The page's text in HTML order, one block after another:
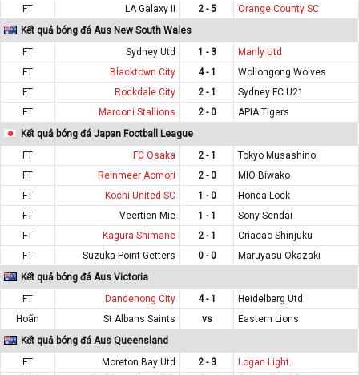
FT
LA Galaxy II 2 - 5
Orange County SC
Kết quả bóng đá Aus New South Wales
FT
Sydney Utd 1 - 3
Manly Utd
FT
Blacktown City 4 - 1
Wollongong Wolves
FT
Rockdale City 2 - 1
Sydney FC U21
FT
Marconi Stallions 2 - 0
APIA Tigers
Kết quả bóng đá Japan Football League
FT
FC Osaka 2 - 1
Tokyo Musashino
FT
Reinmeer Aomori 2 - 0
MIO Biwako
FT
Kochi United SC 1 - 0
Honda Lock
FT
Veertien Mie 1 - 1
Sony Sendai
FT
Kagura Shimane 2 - 1
Criacao Shinjuku
FT
Suzuka Point Getters 0 - 0
Maruyasu Okazaki
Kết quả bóng đá Aus Victoria
FT
Dandenong City 4 - 1
Heidelberg Utd
Hoãn
St Albans Saints vs
Eastern Lions
Kết quả bóng đá Aus Queensland
FT
Moreton Bay Utd 2 - 3
Logan Light.